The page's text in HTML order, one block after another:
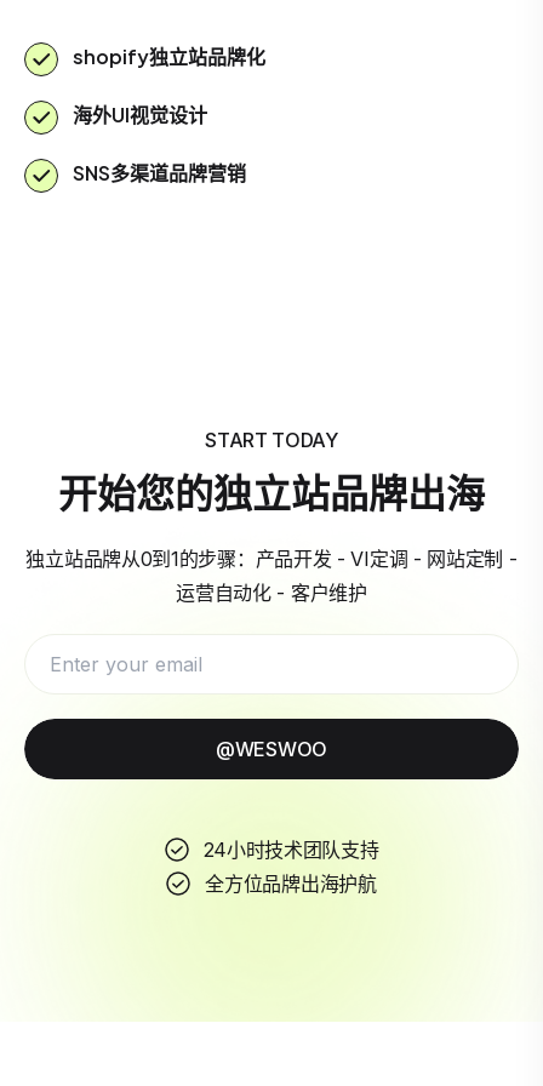
shopify独立站品牌化
海外UI视觉设计
SNS多渠道品牌营销
START TODAY
开始您的独立站品牌出海
独立站品牌从0到1的步骤：产品开发 - VI定调 - 网站定制 -
运营自动化 - 客户维护
@WESWOO
24小时技术团队支持
全方位品牌出海护航